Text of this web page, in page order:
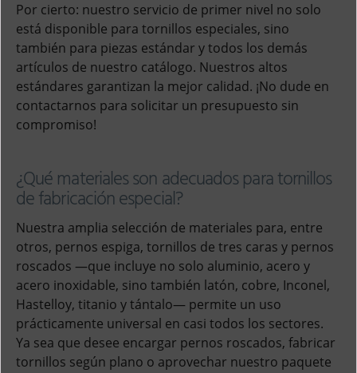
Por cierto: nuestro servicio de primer nivel no solo
está disponible para tornillos especiales, sino
también para piezas estándar y todos los demás
artículos de nuestro catálogo. Nuestros altos
estándares garantizan la mejor calidad. ¡No dude en
contactarnos para solicitar un presupuesto sin
compromiso!
¿Qué materiales son adecuados para tornillos
de fabricación especial?
Nuestra amplia selección de materiales para, entre
otros, pernos espiga, tornillos de tres caras y pernos
roscados —que incluye no solo aluminio, acero y
acero inoxidable, sino también latón, cobre, Inconel,
Hastelloy, titanio y tántalo— permite un uso
prácticamente universal en casi todos los sectores.
Ya sea que desee encargar pernos roscados, fabricar
tornillos según plano o aprovechar nuestro paquete